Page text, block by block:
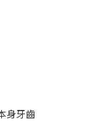
身牙齒